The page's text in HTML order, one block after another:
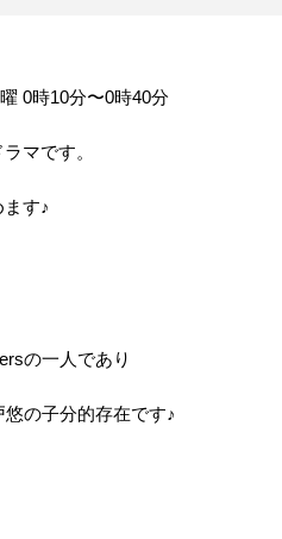
0時10分〜0時40分
マです。
す♪
の一人であり
の子分的存在です♪